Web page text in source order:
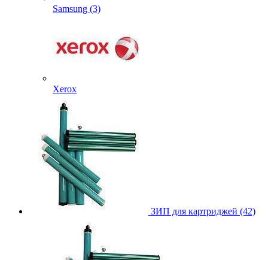
Samsung (3)
Xerox
ЗИП для картриджей (42)